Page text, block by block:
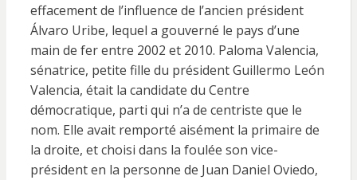
effacement de l’influence de l’ancien président
Álvaro Uribe, lequel a gouverné le pays d’une
main de fer entre 2002 et 2010. Paloma Valencia,
sénatrice, petite fille du président Guillermo León
Valencia, était la candidate du Centre
démocratique, parti qui n’a de centriste que le
nom. Elle avait remporté aisément la primaire de
la droite, et choisi dans la foulée son vice-
président en la personne de Juan Daniel Oviedo,